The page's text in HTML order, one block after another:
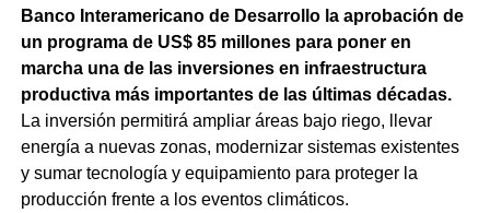
Banco Interamericano de Desarrollo la aprobación de
un programa de US$ 85 millones para poner en
marcha una de las inversiones en infraestructura
productiva más importantes de las últimas décadas.
La inversión permitirá ampliar áreas bajo riego, llevar
energía a nuevas zonas, modernizar sistemas existentes
y sumar tecnología y equipamiento para proteger la
producción frente a los eventos climáticos.